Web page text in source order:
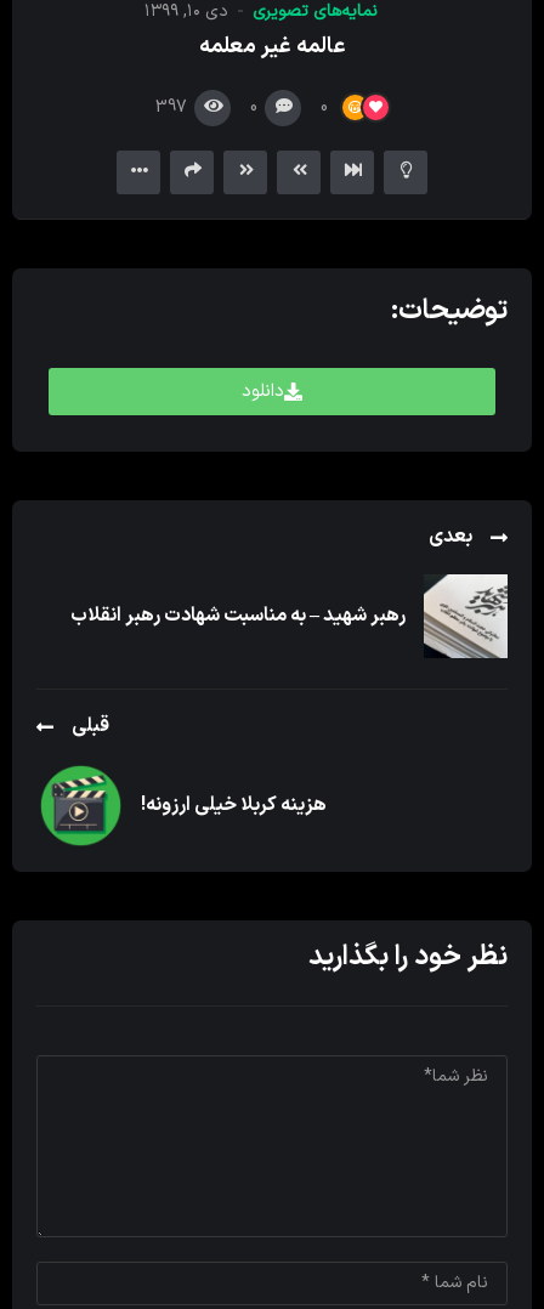
نمایه‌های تصویری دی ۱۰, ۱۳۹۹
عالمه غیر معلمه
0
0
397
توضیحات:
دانلود
بعدی
رهبر شهید – به مناسبت شهادت رهبر انقلاب
قبلی
هزینه کربلا خیلی ارزونه!
نظر خود را بگذارید